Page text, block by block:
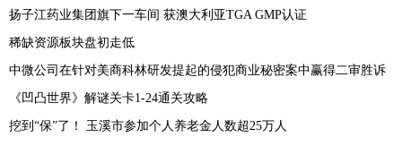
扬子江药业集团旗下一车间 获澳大利亚TGA GMP认证
稀缺资源板块盘初走低
中微公司在针对美商科林研发提起的侵犯商业秘密案中赢得二审胜诉
《凹凸世界》解谜关卡1-24通关攻略
挖到“保”了！ 玉溪市参加个人养老金人数超25万人